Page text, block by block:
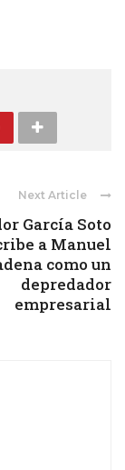
Next Article
García Soto
a Manuel
como un
depredador
empresarial